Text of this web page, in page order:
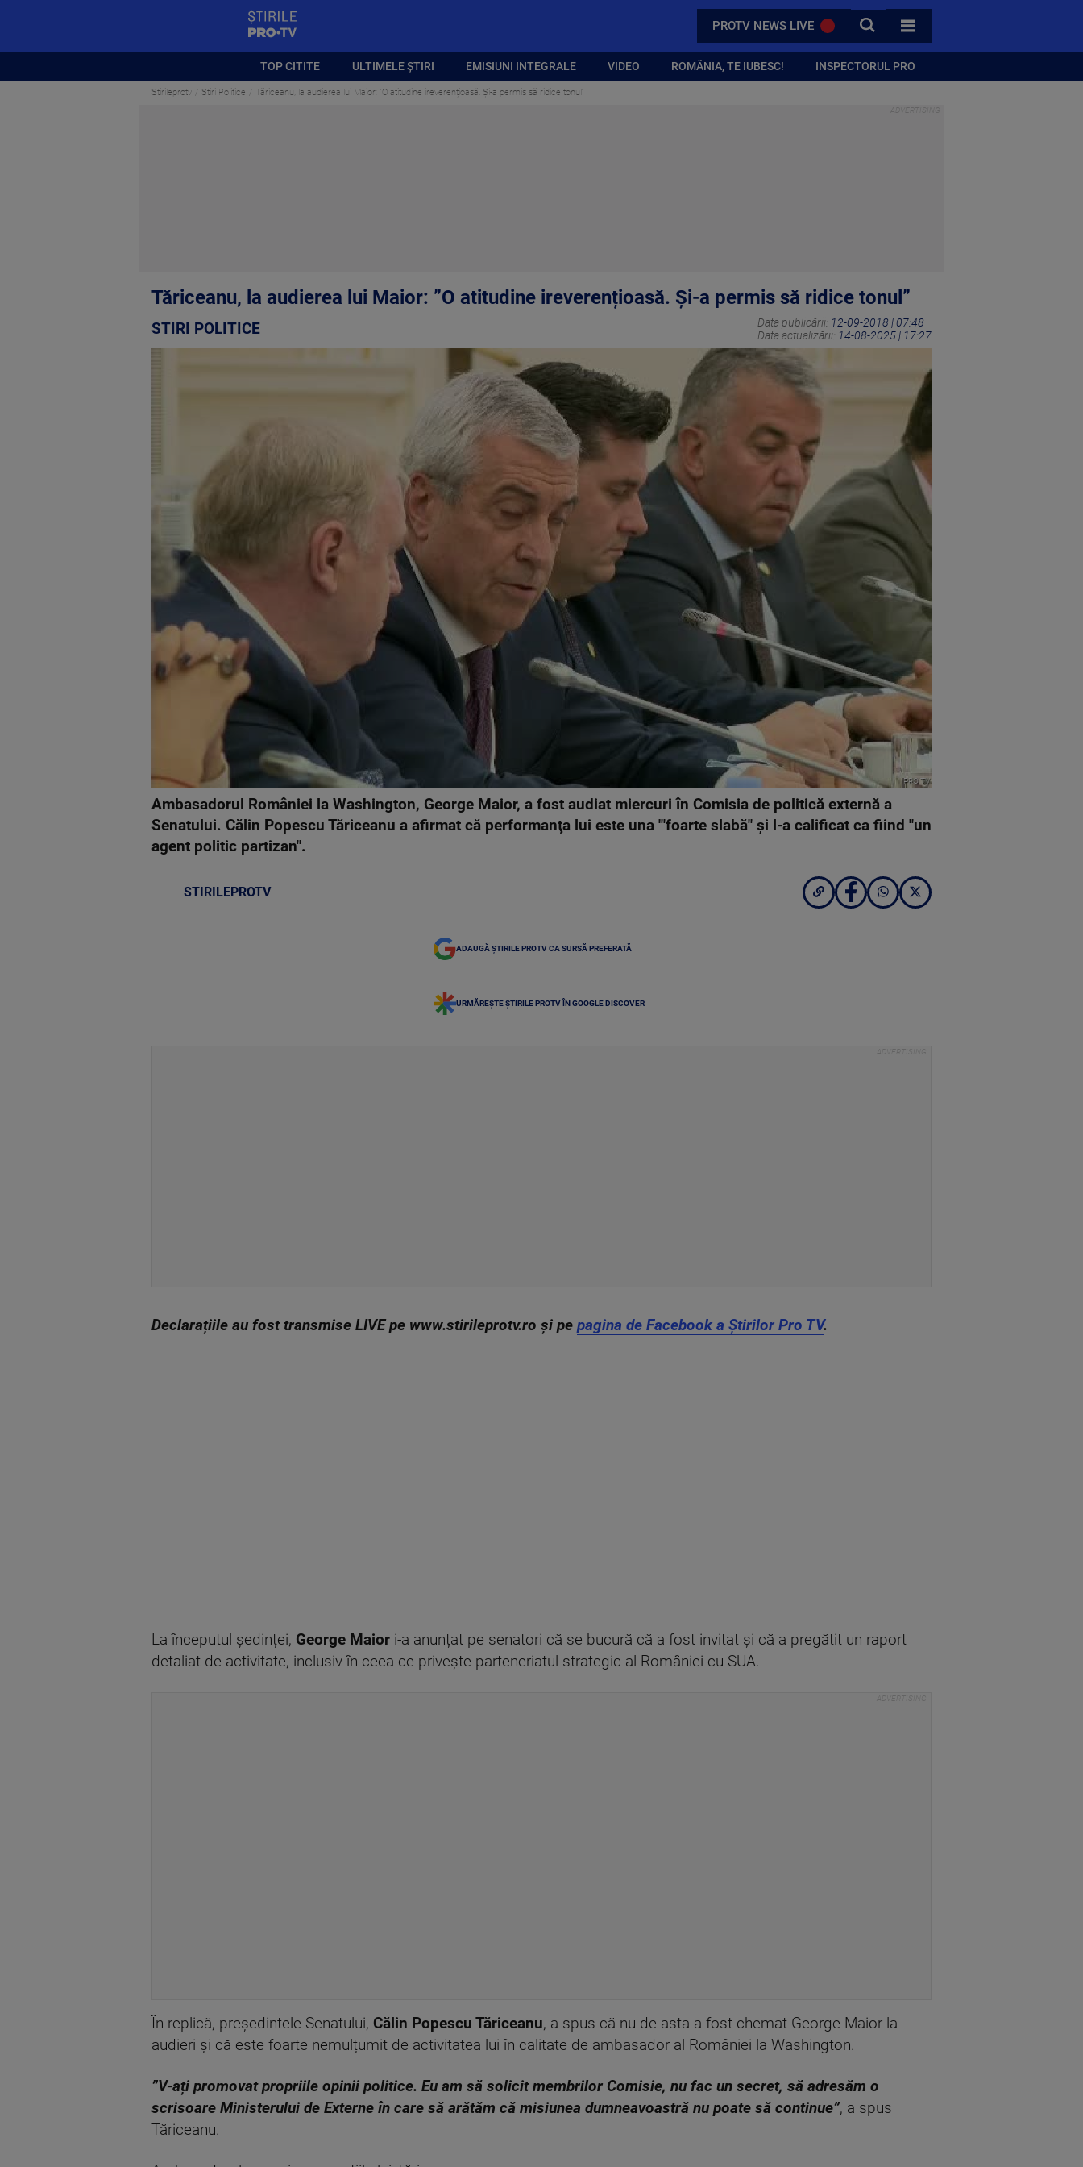
PROTV NEWS LIVE CAUTA
TOATE CATEGORIILE
TOP CITITE ULTIMELE ȘTIRI EMISIUNI INTEGRALE VIDEO ROMÂNIA, TE IUBESC! INSPECTORUL PRO
Stirileprotv Stiri Politice Tăriceanu, la audierea lui Maior: ”O atitudine ireverențioasă. Și-a permis să ridice tonul”
Tăriceanu, la audierea lui Maior: ”O atitudine ireverențioasă. Și-a permis să ridice tonul”
STIRI POLITICE Data publicării: 12-09-2018 | 07:48
Data actualizării: 14-08-2025 | 17:27
PRO TV
Ambasadorul României la Washington, George Maior, a fost audiat miercuri în Comisia de politică externă a
Senatului. Călin Popescu Tăriceanu a afirmat că performanţa lui este una '"foarte slabă" şi l-a calificat ca fiind "un
agent politic partizan".
STIRILEPROTV
ADAUGĂ ȘTIRILE PROTV CA SURSĂ PREFERATĂ
URMĂREȘTE ȘTIRILE PROTV ÎN GOOGLE DISCOVER
Declarațiile au fost transmise LIVE pe www.stirileprotv.ro și pe pagina de Facebook a Știrilor Pro TV.
La începutul ședinței, George Maior i-a anunțat pe senatori că se bucură că a fost invitat și că a pregătit un raport
detaliat de activitate, inclusiv în ceea ce privește parteneriatul strategic al României cu SUA.
În replică, președintele Senatului, Călin Popescu Tăriceanu, a spus că nu de asta a fost chemat George Maior la
audieri și că este foarte nemulțumit de activitatea lui în calitate de ambasador al României la Washington.
”V-ați promovat propriile opinii politice. Eu am să solicit membrilor Comisie, nu fac un secret, să adresăm o
scrisoare Ministerului de Externe în care să arătăm că misiunea dumneavoastră nu poate să continue”, a spus
Tăriceanu.